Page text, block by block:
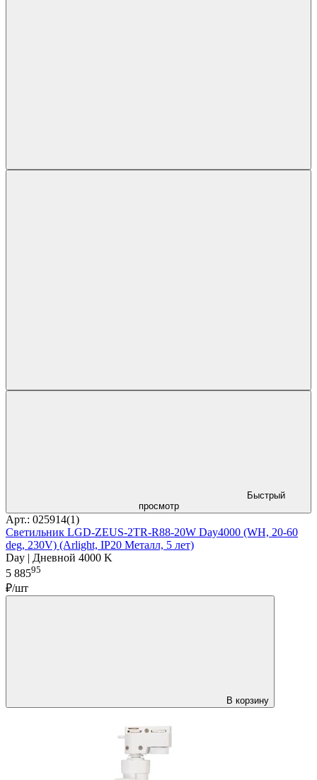
Быстрый
просмотр
Арт.: 025914(1)
Светильник LGD-ZEUS-2TR-R88-20W Day4000 (WH, 20-60
deg, 230V) (Arlight, IP20 Металл, 5 лет)
Day | Дневной 4000 K
5 88595
₽/шт
В корзину